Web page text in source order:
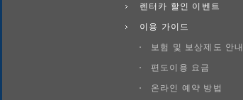
렌터카 할인 이벤트
이용 가이드
보험 및 보상제도 안내
편도이용 요금
온라인 예약 방법